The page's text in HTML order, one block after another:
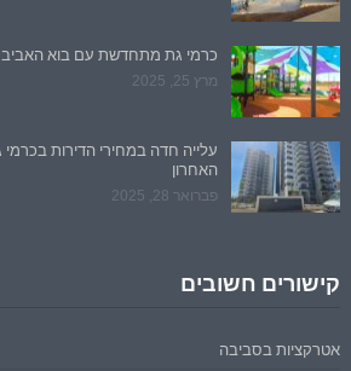
כרמי גת מתחדשת עם בוא האביב
מרץ 25, 2025
האחרון
פברואר 28, 2025
קישורים חשובים
אטרקציות בסביבה